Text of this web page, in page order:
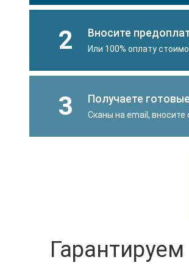
2 Вносите
Или 100% оплату
3 Получаете
Сканы на email,